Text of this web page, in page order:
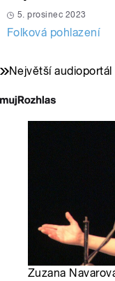
5. prosinec 2023
Folková pohlazení
Největší
Zuzana